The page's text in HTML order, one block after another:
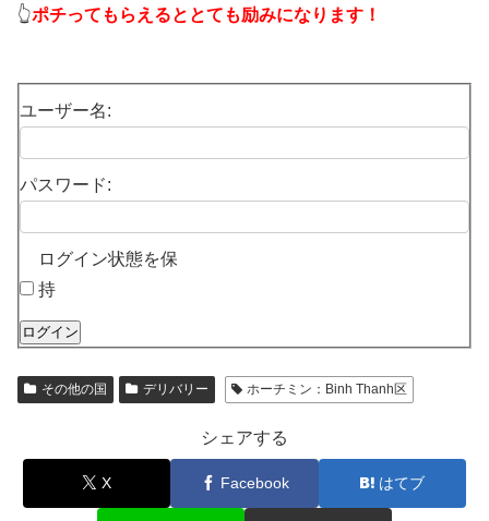
👆ポチってもらえるととても励みになります！
ユーザー名:
パスワード:
ログイン状態を保
持
ログイン
その他の国 デリバリー ホーチミン：Binh Thanh区
シェアする
X Facebook はてブ